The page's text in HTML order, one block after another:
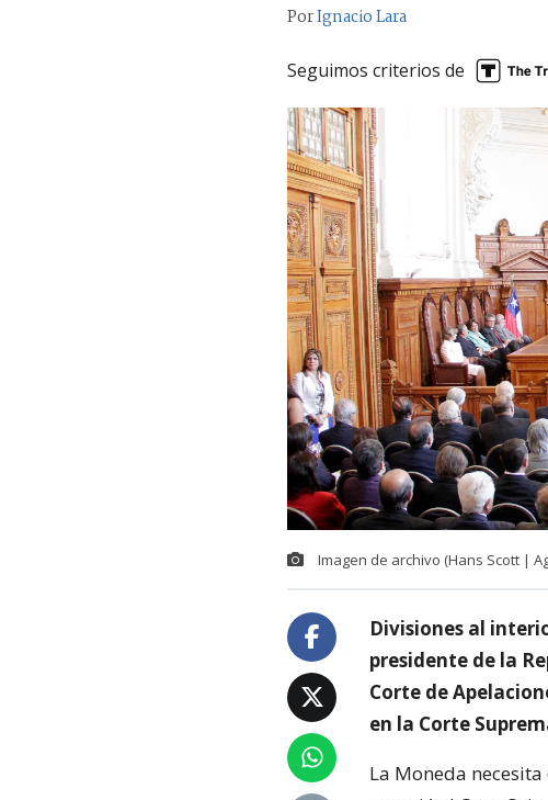
PorIgnacio Lara
Seguimos criterios de
Imagen de archivo (Hans Scott |
Divisiones al
presidente de la
Corte de
en la Corte
La Moneda